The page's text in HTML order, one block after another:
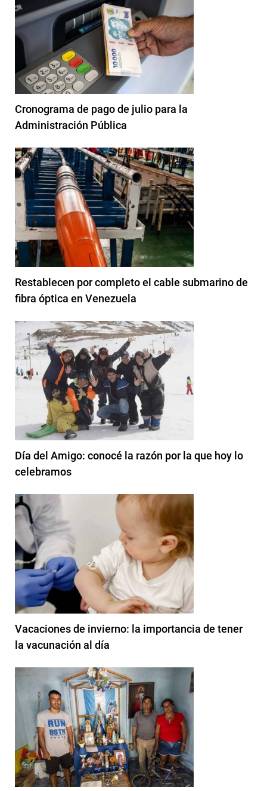
Cronograma de pago de julio para la
Administración Pública
Restablecen por completo el cable submarino de
fibra óptica en Venezuela
Día del Amigo: conocé la razón por la que hoy lo
celebramos
Vacaciones de invierno: la importancia de tener
la vacunación al día